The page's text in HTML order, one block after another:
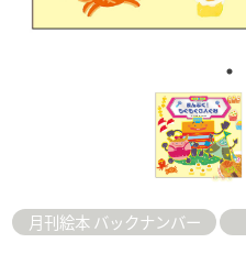
月刊絵本 バックナンバー